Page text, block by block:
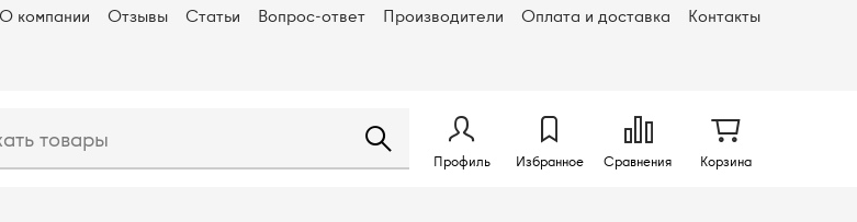
О компании Отзывы Статьи Вопрос-ответ Производители Оплата и доставка Контакты
Профиль Избранное Сравнения Корзина